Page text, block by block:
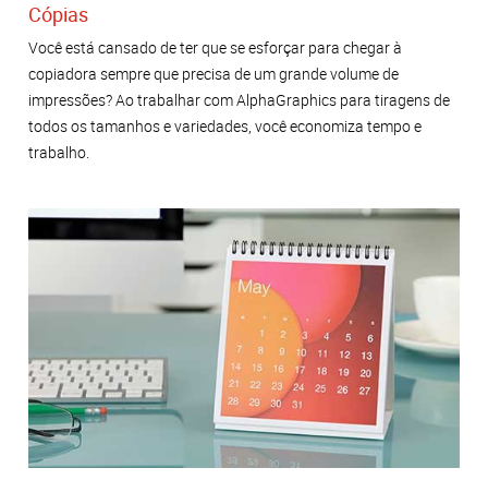
Cópias
Você está cansado de ter que se esforçar para chegar à
copiadora sempre que precisa de um grande volume de
impressões? Ao trabalhar com AlphaGraphics para tiragens de
todos os tamanhos e variedades, você economiza tempo e
trabalho.